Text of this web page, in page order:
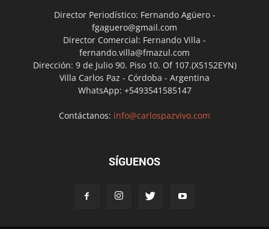
Director Periodístico: Fernando Agüero -
fgaguero@gmail.com
Director Comercial: Fernando Villa -
fernando.villa@fmazul.com
Dirección: 9 de Julio 90. Piso 10. Of 107.(X5152EYN)
Villa Carlos Paz - Córdoba - Argentina
WhatsApp: +5493541585147
Contáctanos: info@carlospazvivo.com
SÍGUENOS